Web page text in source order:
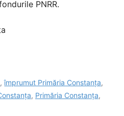
PNRR.
,împrumut Primăria Constanța,
, Primăria Constanța,